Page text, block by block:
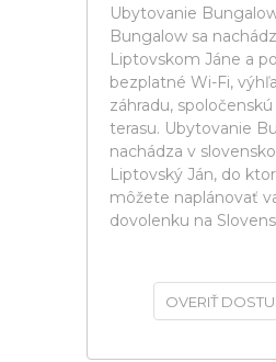
Ubytovanie
Bungalow sa
Liptovskom Jáne a
bezplatné Wi-Fi,
záhradu,
terasu. Ubytovanie
nachádza v
Liptovský Ján, do
môžete naplánovať
dovolenku na
OVERIŤ